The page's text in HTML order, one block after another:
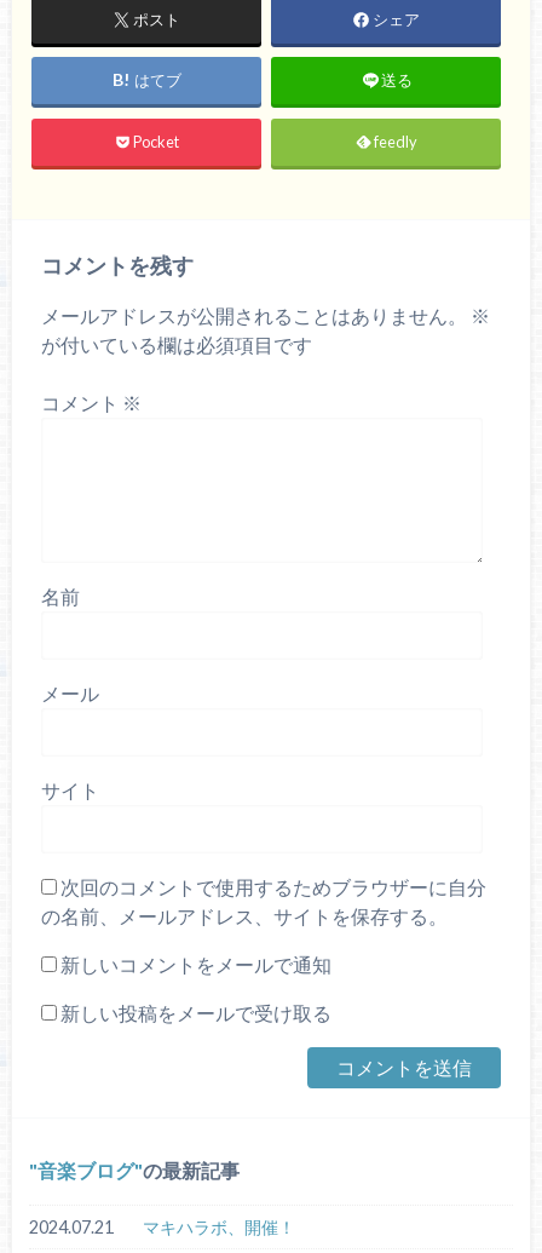
ポスト シェア
はてブ 送る
Pocket feedly
コメントを残す
メールアドレスが公開されることはありません。
※
が付いている欄は必須項目です
コメント ※
名前
メール
サイト
次回のコメントで使用するためブラウザーに自分
の名前、メールアドレス、サイトを保存する。
新しいコメントをメールで通知
新しい投稿をメールで受け取る
音楽ブログ の最新記事
2024.07.21 マキハラボ、開催！